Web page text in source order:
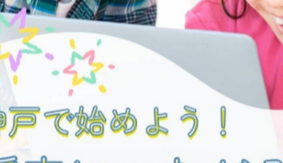
なるときが多いです。